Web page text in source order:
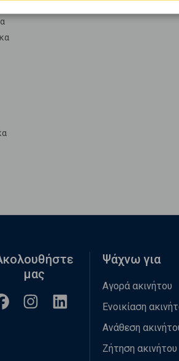
μας
Ψάχνω για
Αγορά ακινήτου
Ενοικίαση
Ανάθεση
Ζήτηση ακινήτου